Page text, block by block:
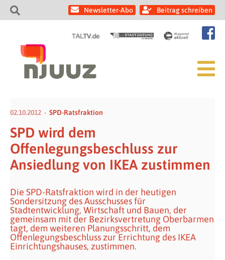
Newsletter-Abo Beitrag schreiben
02.10.2012 SPD-Ratsfraktion
SPD wird dem
Offenlegungsbeschluss zur
Ansiedlung von IKEA zustimmen
Die SPD-Ratsfraktion wird in der heutigen
Sondersitzung des Ausschusses für
Stadtentwicklung, Wirtschaft und Bauen, der
gemeinsam mit der Bezirksvertretung Oberbarmen
tagt, dem weiteren Planungsschritt, dem
Offenlegungsbeschluss zur Errichtung des IKEA
Einrichtungshauses, zustimmen.